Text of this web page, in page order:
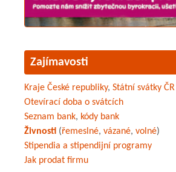
Zajímavosti
Kraje České republiky, Státní svátky ČR
Otevírací doba o svátcích
Seznam bank, kódy bank
Živnosti (řemeslné, vázané, volné)
Stipendia a stipendijní programy
Jak prodat firmu